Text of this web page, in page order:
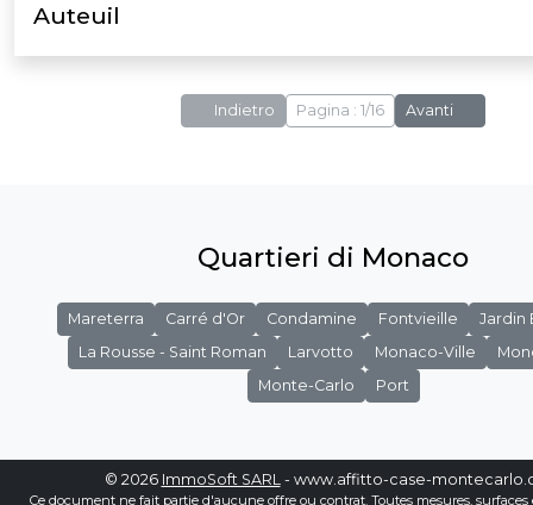
Auteuil
Indietro Pagina : 1/16 Avanti
Quartieri di Monaco
Mareterra Carré d'Or Condamine Fontvieille
Jardin
La Rousse - Saint Roman
Larvotto Monaco-Ville
Monte-Carlo
Port
© 2026 ImmoSoft SARL- www.affitto-case-
Ce document ne fait partie d'aucune offre ou contrat. Toutes mesures, surfaces